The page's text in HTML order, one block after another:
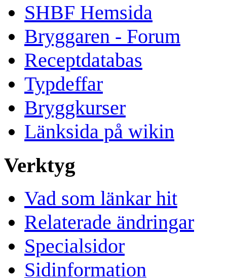
SHBF Hemsida
Bryggaren - Forum
Receptdatabas
Typdeffar
Bryggkurser
Länksida på wikin
Verktyg
Vad som länkar hit
Relaterade ändringar
Specialsidor
Sidinformation